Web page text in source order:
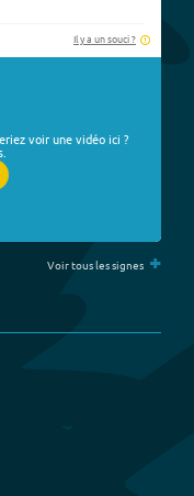
Il y a un souci ?
voir une vidéo ici ?
Voir tous les signes +